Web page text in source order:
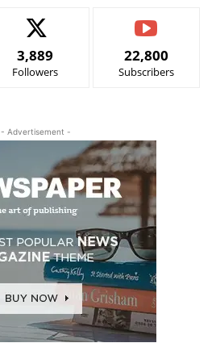
3,889
Followers
22,800
Subscribers
- Advertisement -